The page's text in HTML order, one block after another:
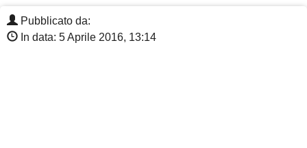
Pubblicato da:
In data: 5 Aprile 2016, 13:14